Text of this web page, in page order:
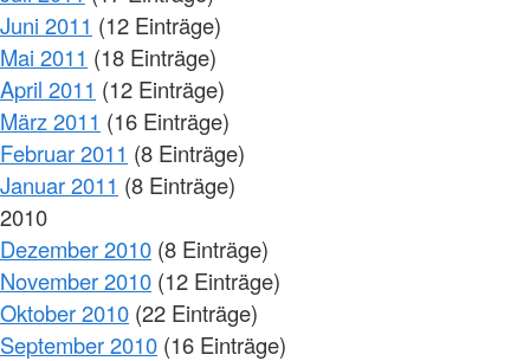
Juni 2011 (12 Einträge)
Mai 2011 (18 Einträge)
April 2011 (12 Einträge)
März 2011 (16 Einträge)
Februar 2011 (8 Einträge)
Januar 2011 (8 Einträge)
2010
Dezember 2010 (8 Einträge)
November 2010 (12 Einträge)
Oktober 2010 (22 Einträge)
September 2010 (16 Einträge)